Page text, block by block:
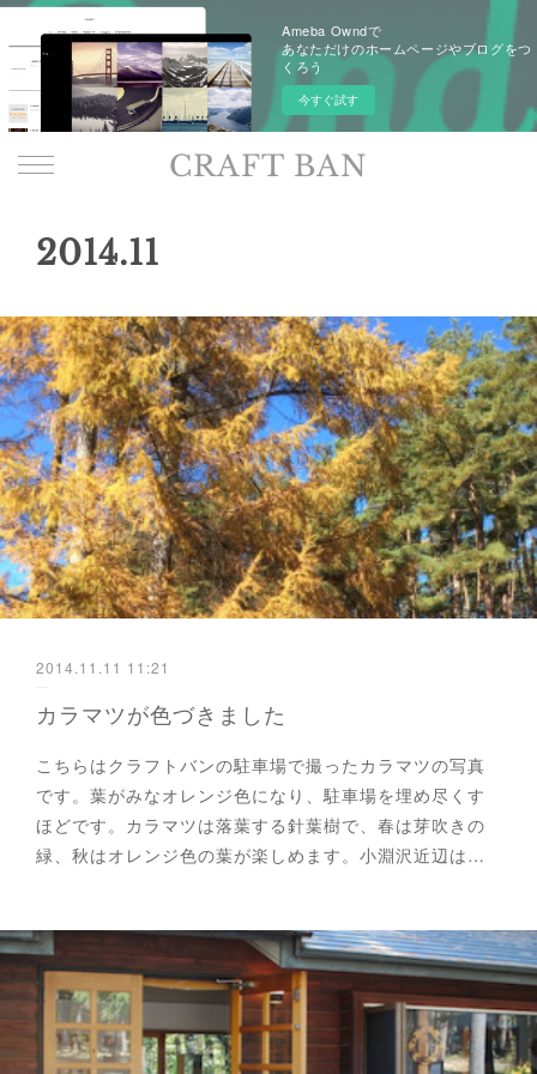
Ameba Owndで
あなただけのホームページやブログをつ
くろう
今すぐ試す
CRAFT BAN
2014.11
2014.11.11 11:21
カラマツが色づきました
こちらはクラフトバンの駐車場で撮ったカラマツの写真
です。葉がみなオレンジ色になり、駐車場を埋め尽くす
ほどです。カラマツは落葉する針葉樹で、春は芽吹きの
緑、秋はオレンジ色の葉が楽しめます。小淵沢近辺は…